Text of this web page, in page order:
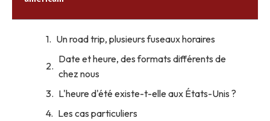
Un road trip, plusieurs fuseaux horaires
Date et heure, des formats différents de
chez nous
L'heure d'été existe-t-elle aux États-Unis ?
Les cas particuliers